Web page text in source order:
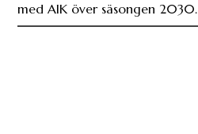
med AIK över säsongen 2030.